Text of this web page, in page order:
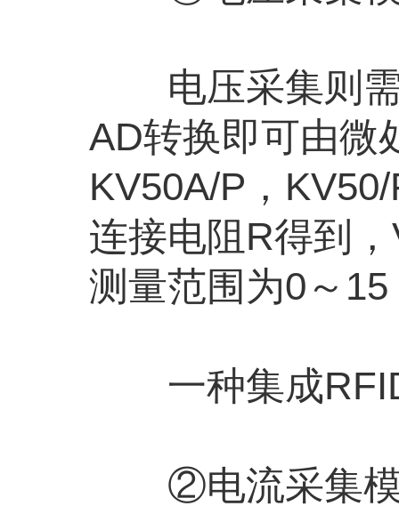
电压采集则需
AD转换即可由微
KV50A/P，
连接电阻R得到
测量范围为0～
一种集成RFID
②电流采集